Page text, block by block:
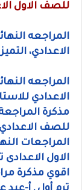
للصف الاول
المراجعه
الاعدادي،
المراجعه
الاعدادي
مذكرة
للصف
المراجعات
الاول الاعدادى
اقوي مذكرة